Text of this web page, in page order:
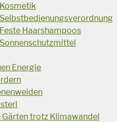
Haarshampoos
Energie
Gärten trotz Klimawandel